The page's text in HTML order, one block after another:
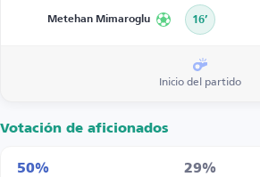
Metehan Mimaroglu 16’
Inicio del partido
Votación de aficionados
50% 29%